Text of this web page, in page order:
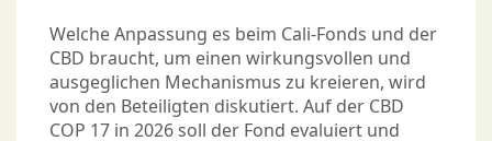
Welche Anpassung es beim Cali-Fonds und der
CBD braucht, um einen wirkungsvollen und
ausgeglichen Mechanismus zu kreieren, wird
von den Beteiligten diskutiert. Auf der CBD
COP 17 in 2026 soll der Fond evaluiert und